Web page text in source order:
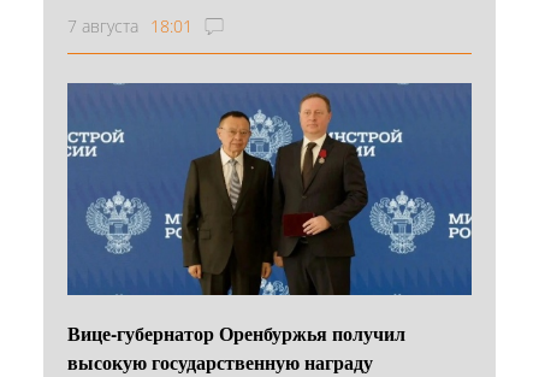
7 августа 18:01
Вице-губернатор Оренбуржья получил
высокую государственную награду